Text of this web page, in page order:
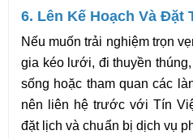
6. Lên Kế Hoạch Và Đặt
Nếu muốn trải nghiệm trọn
gia kéo lưới, đi thuyền
sống hoặc tham quan các
nên liên hệ trước với Tín
đặt lịch và chuẩn bị dịch vụ